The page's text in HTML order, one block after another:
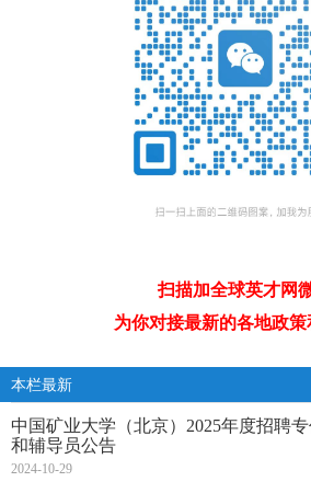
扫描加全球英才网
为你对接最新的各地政策
本栏最新
中国矿业大学（北京）2025年度招聘
和辅导员公告
2024-10-29